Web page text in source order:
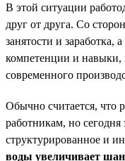
В этой ситуации
друг от друга. Со
занятости и
компетенции и навыки,
современного
Обычно считается, что
работникам, но
структурированное и
воды увеличивает